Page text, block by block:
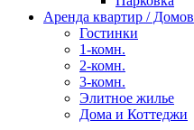
Аренда квартир / Домов
Гостинки
1-комн.
2-комн.
3-комн.
Элитное жилье
Дома и Коттеджи